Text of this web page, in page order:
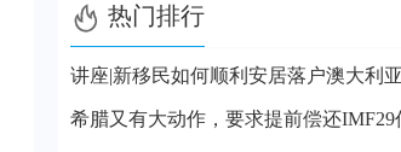
 热门排行